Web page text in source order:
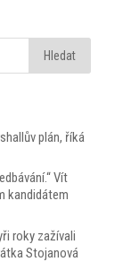
plán, říká
Vít
kandidátem
roky zažívali
Stojanová